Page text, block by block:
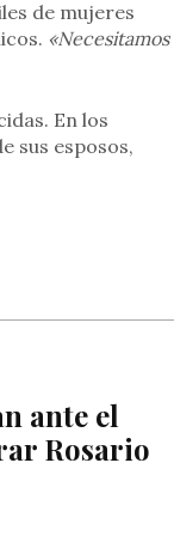
de mujeres
«Necesitamos
En los
sus esposos,
ante el
Rosario